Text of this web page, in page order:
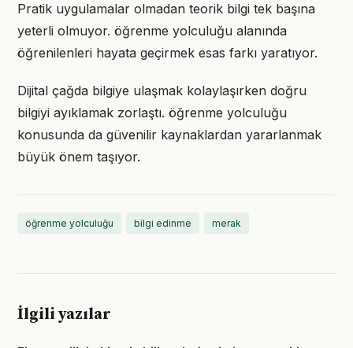
Pratik uygulamalar olmadan teorik bilgi tek başına
yeterli olmuyor. öğrenme yolculuğu alanında
öğrenilenleri hayata geçirmek esas farkı yaratıyor.
Dijital çağda bilgiye ulaşmak kolaylaşırken doğru
bilgiyi ayıklamak zorlaştı. öğrenme yolculuğu
konusunda da güvenilir kaynaklardan yararlanmak
büyük önem taşıyor.
öğrenme yolculuğu bilgi edinme merak
İlgili yazılar